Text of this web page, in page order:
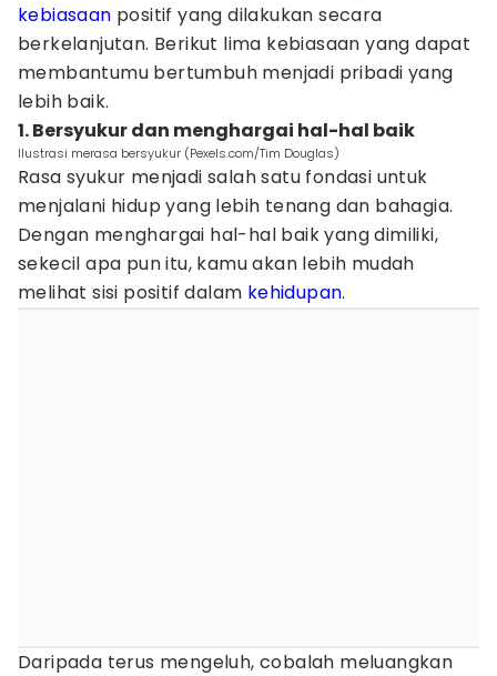
kebiasaan positif yang dilakukan secara
berkelanjutan. Berikut lima kebiasaan yang dapat
membantumu bertumbuh menjadi pribadi yang
lebih baik.
1. Bersyukur dan menghargai hal-hal baik
Ilustrasi merasa bersyukur (Pexels.com/Tim Douglas)
Rasa syukur menjadi salah satu fondasi untuk
menjalani hidup yang lebih tenang dan bahagia.
Dengan menghargai hal-hal baik yang dimiliki,
sekecil apa pun itu, kamu akan lebih mudah
melihat sisi positif dalam kehidupan.
Daripada terus mengeluh, cobalah meluangkan